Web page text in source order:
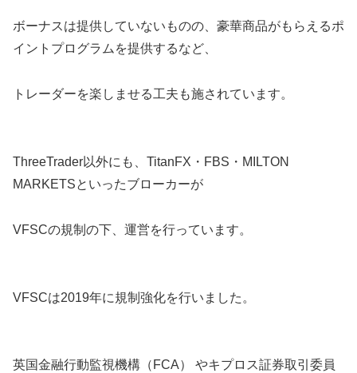
ボーナスは提供していないものの、豪華商品がもらえるポ
イントプログラムを提供するなど、
トレーダーを楽しませる工夫も施されています。
ThreeTrader以外にも、TitanFX・FBS・MILTON
MARKETSといったブローカーが
VFSCの規制の下、運営を行っています。
VFSCは2019年に規制強化を行いました。
英国金融行動監視機構（FCA） やキプロス証券取引委員